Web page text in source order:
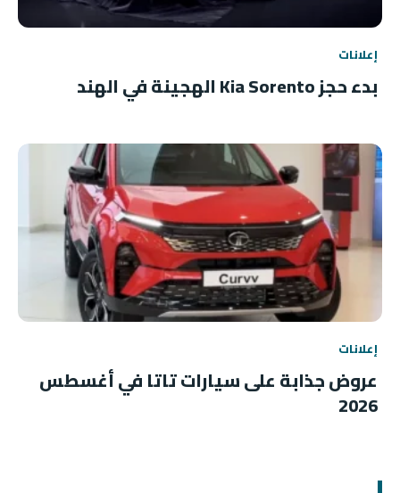
إعلانات
بدء حجز Kia Sorento الهجينة في الهند
إعلانات
عروض جذابة على سيارات تاتا في أغسطس
2026